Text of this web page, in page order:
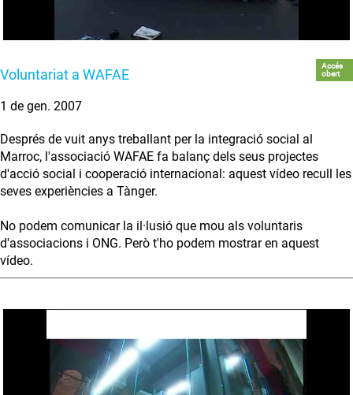
Voluntariat a WAFAE
Accés
obert
1 de gen. 2007
Després de vuit anys treballant per la integració social al
Marroc, l'associació WAFAE fa balanç dels seus projectes
d'acció social i cooperació internacional: aquest vídeo recull les
seves experiències a Tànger.
No podem comunicar la il·lusió que mou als voluntaris
d'associacions i ONG. Però t'ho podem mostrar en aquest
vídeo.